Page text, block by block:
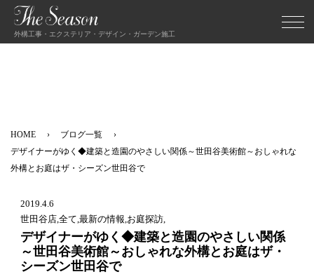
外構工事・エクステリア・デザイン・ガーデン施工
HOME
ブログ一覧
デザイナーがゆく◆建築と造園のやさしい関係～世田谷美術館～おしゃれな
外構とお庭はザ・シーズン世田谷で
2019.4.6
世田谷店,全て,最新の情報,お庭探訪,
デザイナーがゆく◆建築と造園のやさしい関係
～世田谷美術館～おしゃれな外構とお庭はザ・
シーズン世田谷で